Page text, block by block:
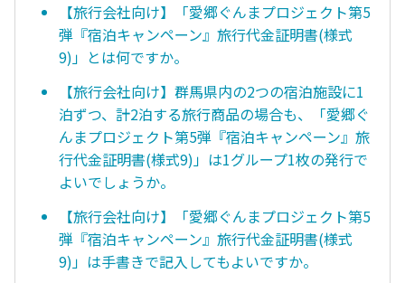
【旅行会社向け】「愛郷ぐんまプロジェクト第5
弾『宿泊キャンペーン』旅行代金証明書(様式
9)」とは何ですか。
【旅行会社向け】群馬県内の2つの宿泊施設に1
泊ずつ、計2泊する旅行商品の場合も、「愛郷ぐ
んまプロジェクト第5弾『宿泊キャンペーン』旅
行代金証明書(様式9)」は1グループ1枚の発行で
よいでしょうか。
【旅行会社向け】「愛郷ぐんまプロジェクト第5
弾『宿泊キャンペーン』旅行代金証明書(様式
9)」は手書きで記入してもよいですか。